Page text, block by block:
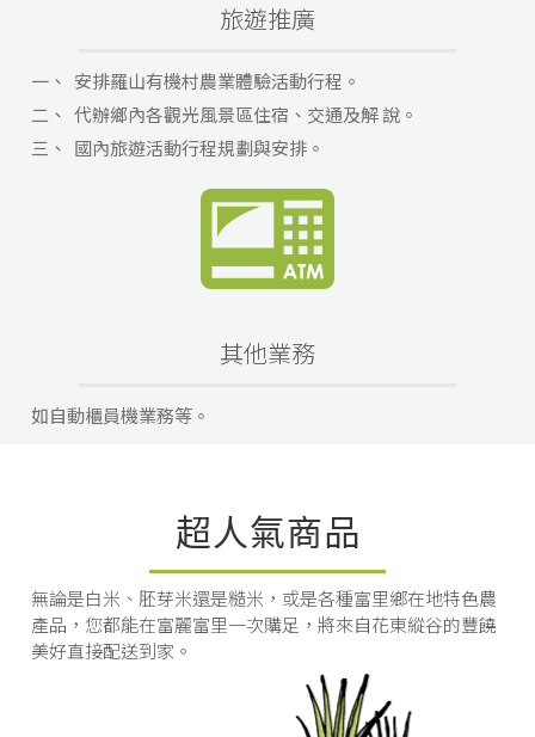
旅遊推廣
一、 安排羅山有機村農業體驗活動行程。
二、 代辦鄉內各觀光風景區住宿、交通及解 說。
三、 國內旅遊活動行程規劃與安排。
其他業務
如自動櫃員機業務等。
超人氣商品
無論是白米、胚芽米還是糙米，或是各種富里鄉在地特色農
產品，您都能在富麗富里一次購足，將來自花東縱谷的豐饒
美好直接配送到家。